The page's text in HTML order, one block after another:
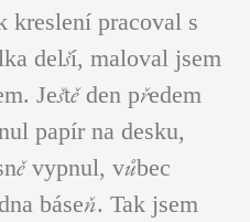
kreslení pracoval s
delší, maloval jsem
Ještě den předem
papír na desku,
vypnul, vůbec
báseň. Tak jsem